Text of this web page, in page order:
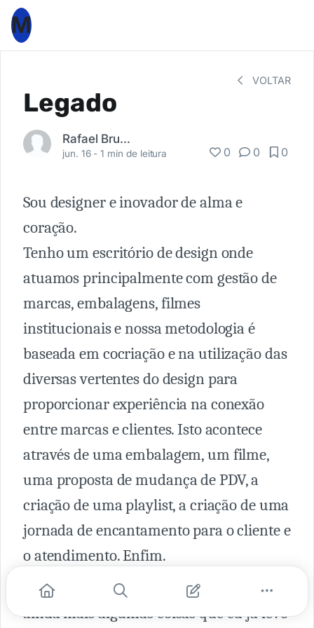
M
VOLTAR
Legado
Rafael Brusamolin
jun. 16 -1 min de leitura 0 0 0
Sou designer e inovador de alma e
coração.
Tenho um escritório de design onde
atuamos principalmente com gestão de
marcas, embalagens, filmes
institucionais e nossa metodologia é
baseada em cocriação e na utilização das
diversas vertentes do design para
proporcionar experiência na conexão
entre marcas e clientes. Isto acontece
através de uma embalagem, um filme,
uma proposta de mudança de PDV, a
criação de uma playlist, a criação de uma
jornada de encantamento para o cliente e
o atendimento. Enfim.
Este curso de inovação me reforçou
ainda mais algumas coisas que eu já levo